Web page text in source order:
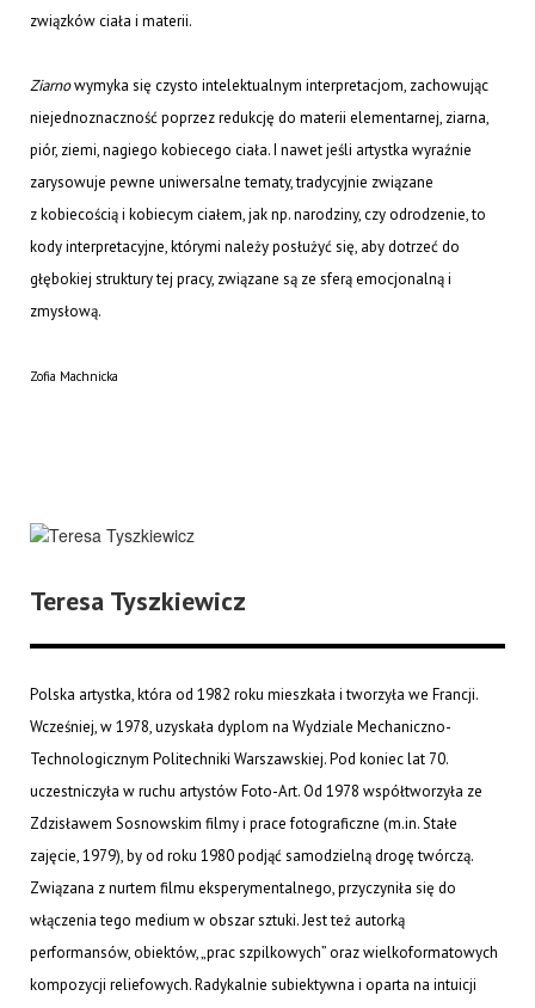
związków ciała i materii.
Ziarnowymyka się czysto intelektualnym interpretacjom, zachowując
niejednoznaczność poprzez redukcję do materii elementarnej, ziarna,
piór, ziemi, nagiego kobiecego ciała. I nawet jeśli artystka wyraźnie
zarysowuje pewne uniwersalne tematy, tradycyjnie związane
z kobiecością i kobiecym ciałem, jak np. narodziny, czy odrodzenie, to
kody interpretacyjne, którymi należy posłużyć się, aby dotrzeć do
głębokiej struktury tej pracy, związane są ze sferą emocjonalną i
zmysłową.
Zofia Machnicka
Teresa Tyszkiewicz
Polska artystka, która od 1982 roku mieszkała i tworzyła we Francji.
Wcześniej, w 1978, uzyskała dyplom na Wydziale Mechaniczno-
Technologicznym Politechniki Warszawskiej. Pod koniec lat 70.
uczestniczyła w ruchu artystów Foto-Art. Od 1978 współtworzyła ze
Zdzisławem Sosnowskim filmy i prace fotograficzne (m.in. Stałe
zajęcie, 1979), by od roku 1980 podjąć samodzielną drogę twórczą.
Związana z nurtem filmu eksperymentalnego, przyczyniła się do
włączenia tego medium w obszar sztuki. Jest też autorką
performansów, obiektów, „prac szpilkowych” oraz wielkoformatowych
kompozycji reliefowych. Radykalnie subiektywna i oparta na intuicji